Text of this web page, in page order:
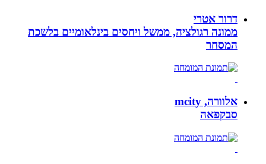
דרור אטרי
ממונה רגולציה, ממשל ויחסים בינלאומיים בלשכת
המסחר
אלוורה, mcity
סבקפאה